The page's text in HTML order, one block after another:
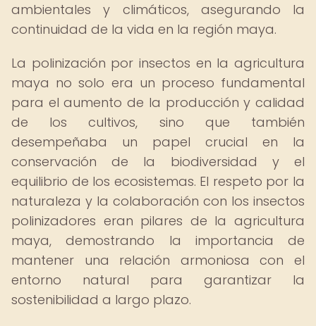
ambientales y climáticos, asegurando la
continuidad de la vida en la región maya.
La polinización por insectos en la agricultura
maya no solo era un proceso fundamental
para el aumento de la producción y calidad
de los cultivos, sino que también
desempeñaba un papel crucial en la
conservación de la biodiversidad y el
equilibrio de los ecosistemas. El respeto por la
naturaleza y la colaboración con los insectos
polinizadores eran pilares de la agricultura
maya, demostrando la importancia de
mantener una relación armoniosa con el
entorno natural para garantizar la
sostenibilidad a largo plazo.